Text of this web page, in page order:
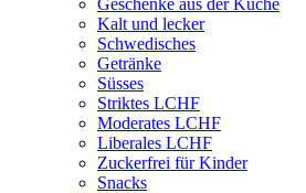
Geschenke aus der Küche
Kalt und lecker
Schwedisches
Getränke
Süsses
Striktes LCHF
Moderates LCHF
Liberales LCHF
Zuckerfrei für Kinder
Snacks